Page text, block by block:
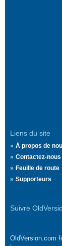
Liens du site
À propos de
Contactez-nous
Feuille de route
Supporteurs
Suivre
OldVersion.com